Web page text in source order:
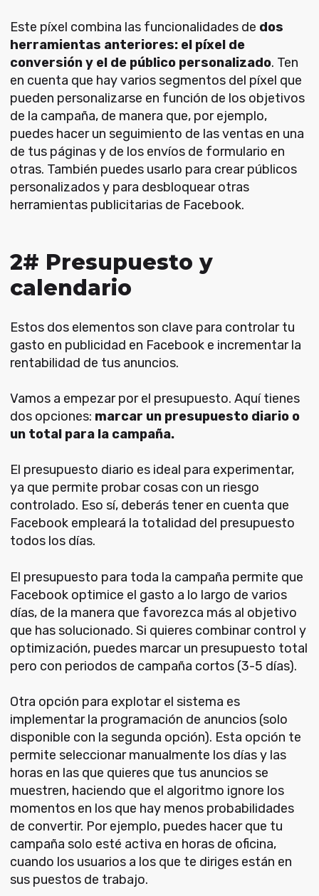
Este píxel combina las funcionalidades de dos
herramientas anteriores: el píxel de
conversión y el de público personalizado. Ten
en cuenta que hay varios segmentos del píxel que
pueden personalizarse en función de los objetivos
de la campaña, de manera que, por ejemplo,
puedes hacer un seguimiento de las ventas en una
de tus páginas y de los envíos de formulario en
otras. También puedes usarlo para crear públicos
personalizados y para desbloquear otras
herramientas publicitarias de Facebook.
2# Presupuesto y
calendario
Estos dos elementos son clave para controlar tu
gasto en publicidad en Facebook e incrementar la
rentabilidad de tus anuncios.
Vamos a empezar por el presupuesto. Aquí tienes
dos opciones: marcar un presupuesto diario o
un total para la campaña.
El presupuesto diario es ideal para experimentar,
ya que permite probar cosas con un riesgo
controlado. Eso sí, deberás tener en cuenta que
Facebook empleará la totalidad del presupuesto
todos los días.
El presupuesto para toda la campaña permite que
Facebook optimice el gasto a lo largo de varios
días, de la manera que favorezca más al objetivo
que has solucionado. Si quieres combinar control y
optimización, puedes marcar un presupuesto total
pero con periodos de campaña cortos (3-5 días).
Otra opción para explotar el sistema es
implementar la programación de anuncios (solo
disponible con la segunda opción). Esta opción te
permite seleccionar manualmente los días y las
horas en las que quieres que tus anuncios se
muestren, haciendo que el algoritmo ignore los
momentos en los que hay menos probabilidades
de convertir. Por ejemplo, puedes hacer que tu
campaña solo esté activa en horas de oficina,
cuando los usuarios a los que te diriges están en
sus puestos de trabajo.